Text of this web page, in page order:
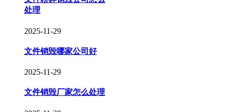
处理
2025-11-29
文件销毁哪家公司好
2025-11-29
文件销毁厂家怎么处理